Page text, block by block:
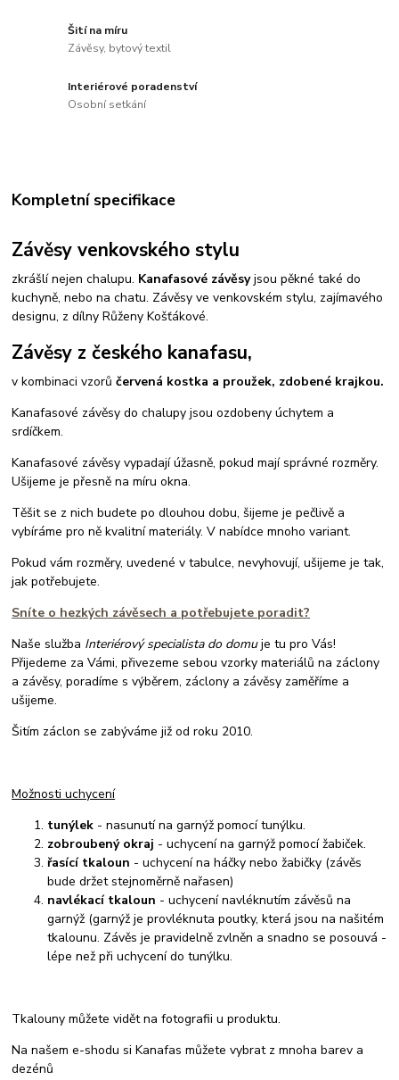
Šití na míru
Závěsy, bytový textil
Interiérové poradenství
Osobní setkání
Kompletní specifikace
Závěsy venkovského stylu
zkrášlí nejen chalupu. Kanafasové závěsyjsou pěkné také do
kuchyně, nebo na chatu. Závěsy ve venkovském stylu, zajímavého
designu, z dílny Růženy Košťákové.
Závěsy z českého kanafasu,
v kombinaci vzorůčervená kostka a proužek, zdobené krajkou.
Kanafasové závěsy do chalupy jsou ozdobeny úchytem a
srdíčkem.
Kanafasové závěsy vypadají úžasně, pokud mají správné rozměry.
Ušijeme je přesně na míru okna.
Těšit se z nich budete po dlouhou dobu, šijeme je pečlivě a
vybíráme pro ně kvalitní materiály. V nabídce mnoho variant.
Pokud vám rozměry, uvedené v tabulce, nevyhovují, ušijeme je tak,
jak potřebujete.
Sníte o hezkých závěsech a potřebujete poradit?
Naše služba Interiérový specialista do domuje tu pro Vás!
Přijedeme za Vámi, přivezeme sebou vzorky materiálů na záclony
a závěsy, poradíme s výběrem, záclony a závěsy zaměříme a
ušijeme.
Šitím záclon se zabýváme již od roku 2010.
Možnosti uchycení
tunýlek - nasunutí na garnýž pomocí tunýlku.
zobroubený okraj - uchycení na garnýž pomocí žabiček.
řasící tkaloun - uchycení na háčky nebo žabičky (závěs
bude držet stejnoměrně nařasen)
navlékací tkaloun - uchycení navléknutím závěsů na
garnýž (garnýž je provléknuta poutky, která jsou na našitém
tkalounu. Závěs je pravidelně zvlněn a snadno se posouvá -
lépe než při uchycení do tunýlku.
Tkalouny můžete vidět na fotografii u produktu.
Na našem e-shodu si Kanafas můžete vybrat z mnoha barev a
dezénů